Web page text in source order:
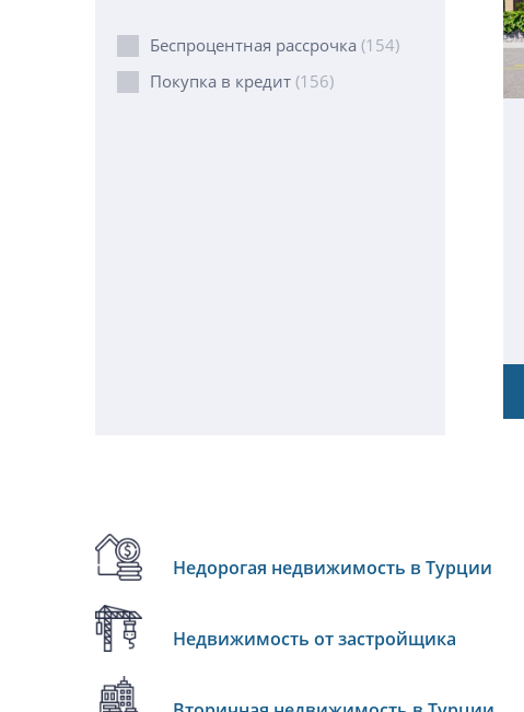
Беспроцентная рассрочка (154)
Покупка в кредит (156)
Недорогая недвижимость в Турции
Недвижимость от застройщика